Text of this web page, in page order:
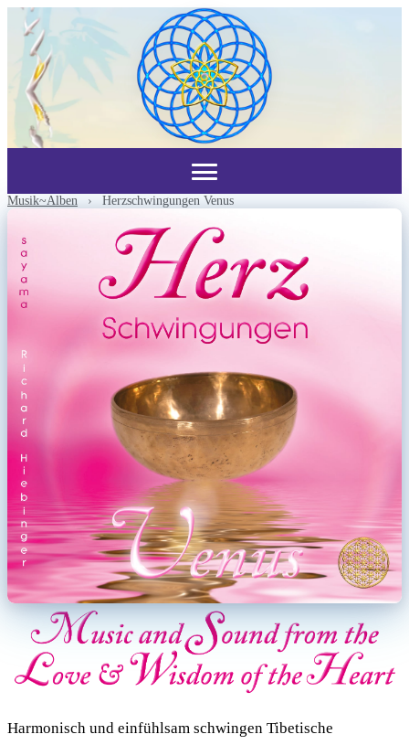
Musik~Alben › Herzschwingungen Venus
Harmonisch und einfühlsam schwingen Tibetische